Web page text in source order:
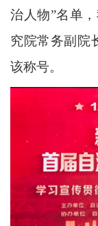
治人物”名单
究院常务副院
该称号。